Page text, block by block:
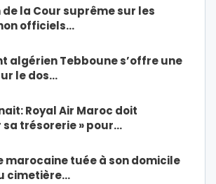
de la Cour suprême sur les
officiels…
algérien Tebboune s’offre une
le dos…
Royal Air Maroc doit
sa trésorerie » pour…
marocaine tuée à son domicile
cimetière…